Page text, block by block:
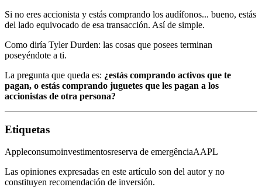
Si no eres accionista y estás comprando los audífonos... bueno, estás
del lado equivocado de esa transacción. Así de simple.
Como diría Tyler Durden: las cosas que posees terminan
poseyéndote a ti.
La pregunta que queda es: ¿estás comprando activos que te
pagan, o estás comprando juguetes que les pagan a los
accionistas de otra persona?
Etiquetas
Appleconsumoinvestimentosreserva de emergênciaAAPL
Las opiniones expresadas en este artículo son del autor y no
constituyen recomendación de inversión.